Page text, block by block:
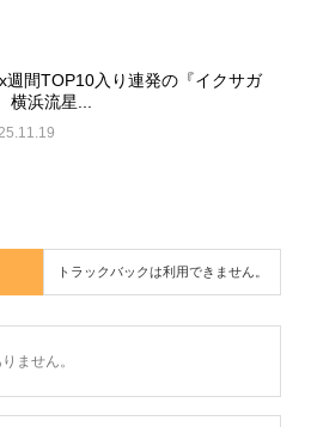
週間TOP10入り連発の『イクサガ
横浜流星...
トラックバックは利用できません。
ません。